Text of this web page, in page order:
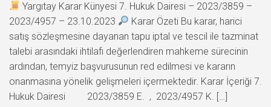
Yargıtay Karar Künyesi 7. Hukuk Dairesi – 2023/3859 –
2023/4957 – 23.10.2023
Karar Özeti Bu karar, harici
satış sözleşmesine dayanan tapu iptal ve tescil ile tazminat
talebi arasındaki ihtilafı değerlendiren mahkeme sürecinin
ardından, temyiz başvurusunun red edilmesi ve kararın
onanmasına yönelik gelişmeleri içermektedir. Karar İçeriği 7.
Hukuk Dairesi 2023/3859 E. , 2023/4957 K. […]